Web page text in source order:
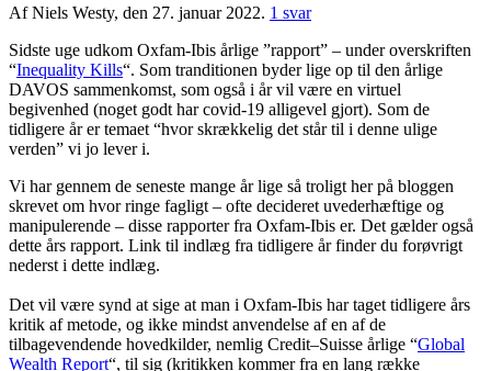
Af Niels Westy, den 27. januar 2022. 1 svar
Sidste uge udkom Oxfam-Ibis årlige ”rapport” – under overskriften
“Inequality Kills“. Som tranditionen byder lige op til den årlige
DAVOS sammenkomst, som også i år vil være en virtuel
begivenhed (noget godt har covid-19 alligevel gjort). Som de
tidligere år er temaet “hvor skrækkelig det står til i denne ulige
verden” vi jo lever i.
Vi har gennem de seneste mange år lige så troligt her på bloggen
skrevet om hvor ringe fagligt – ofte decideret uvederhæftige og
manipulerende – disse rapporter fra Oxfam-Ibis er. Det gælder også
dette års rapport. Link til indlæg fra tidligere år finder du forøvrigt
nederst i dette indlæg.
Det vil være synd at sige at man i Oxfam-Ibis har taget tidligere års
kritik af metode, og ikke mindst anvendelse af en af de
tilbagevendende hovedkilder, nemlig Credit–Suisse årlige “Global
Wealth Report“, til sig (kritikken kommer fra en lang række